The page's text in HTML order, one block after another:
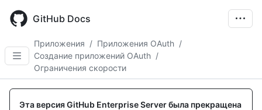
main
GitHub Docs
Приложения / Приложения OAuth /
Создание приложений OAuth /
Ограничения скорости
Эта версия GitHub Enterprise Server была прекращена